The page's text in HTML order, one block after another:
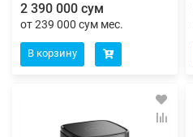
2 390 000 сум
от 239 000 сум мес.
В корзину